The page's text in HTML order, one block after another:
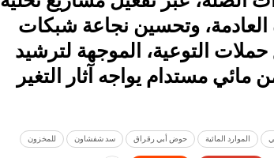
العادمة، وتحسين نجاعة شبكات
حملات التوعية، الموجهة لترشيد
مائي مستدام يواجه آثار التغير
الموارد المائية حوض أبي رقراق سد شفشاون للمخزون